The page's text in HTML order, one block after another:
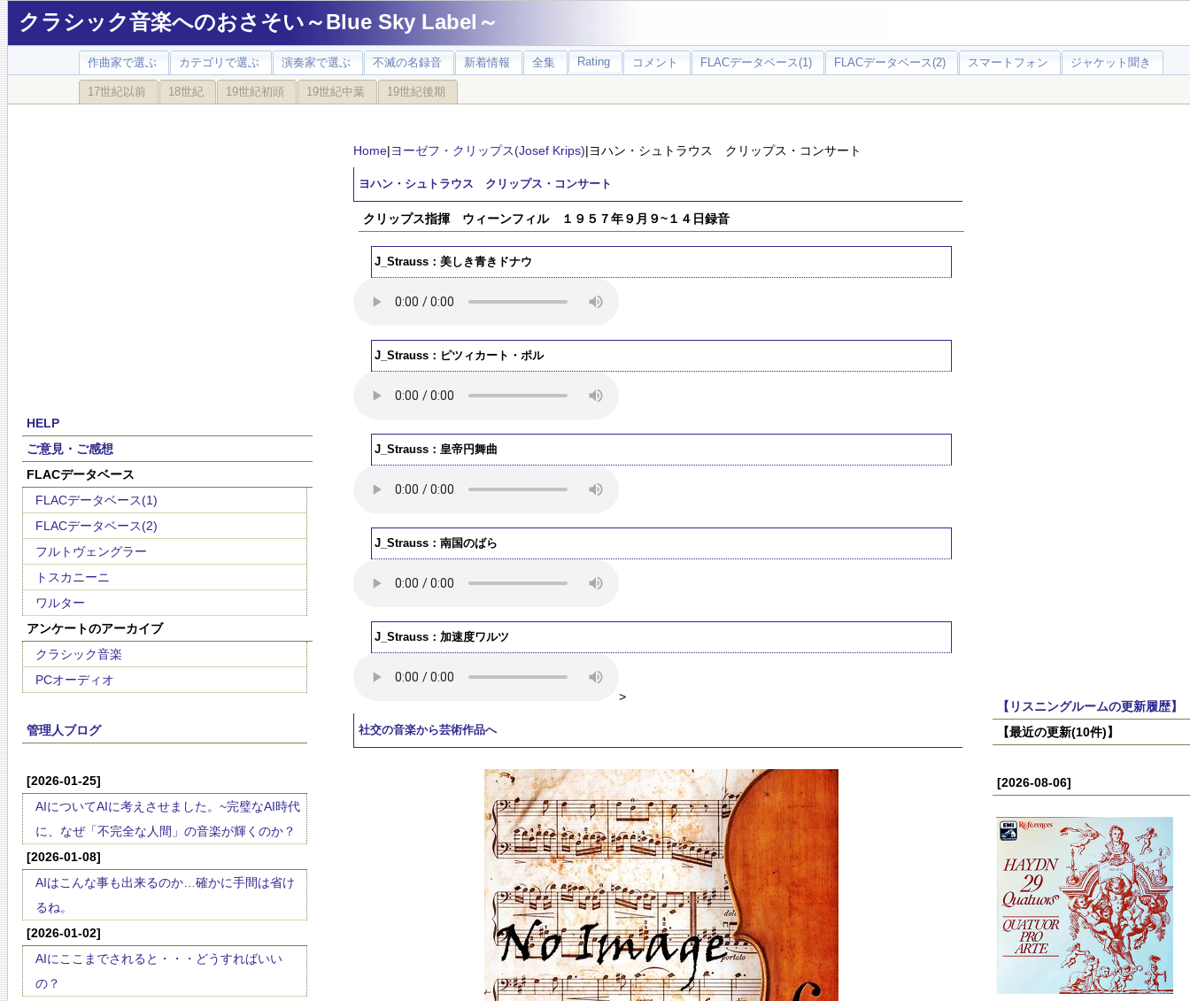
クラシック音楽へのおさそい～Blue Sky Label～
作曲家で選ぶ カテゴリで選ぶ 演奏家で選ぶ 不滅の名録音 新着情報 全集 Rating コメント FLACデータベース(1) FLACデータベース(2) スマートフォン ジャケット聞き
17世紀以前 18世紀 19世紀初頭 19世紀中葉 19世紀後期
HELP
ご意見・ご感想
FLACデータベース
FLACデータベース(1)
FLACデータベース(2)
フルトヴェングラー
トスカニーニ
ワルター
アンケートのアーカイブ
クラシック音楽
PCオーディオ
管理人ブログ
[2026-01-25]
AIについてAIに考えさせました。~完璧なAI時代
に、なぜ「不完全な人間」の音楽が輝くのか？
[2026-01-08]
AIはこんな事も出来るのか…確かに手間は省け
るね。
[2026-01-02]
AIにここまでされると・・・どうすればいい
の？
Home|ヨーゼフ・クリップス(Josef Krips)|ヨハン・シュトラウス クリップス・コンサート
ヨハン・シュトラウス クリップス・コンサート
クリップス指揮 ウィーンフィル １９５７年９月９~１４日録音
J_Strauss：美しき青きドナウ
J_Strauss：ピツィカート・ポル
J_Strauss：皇帝円舞曲
J_Strauss：南国のばら
J_Strauss：加速度ワルツ
>
社交の音楽から芸術作品へ
【リスニングルームの更新履歴】
【最近の更新(10件)】
[2026-08-06]